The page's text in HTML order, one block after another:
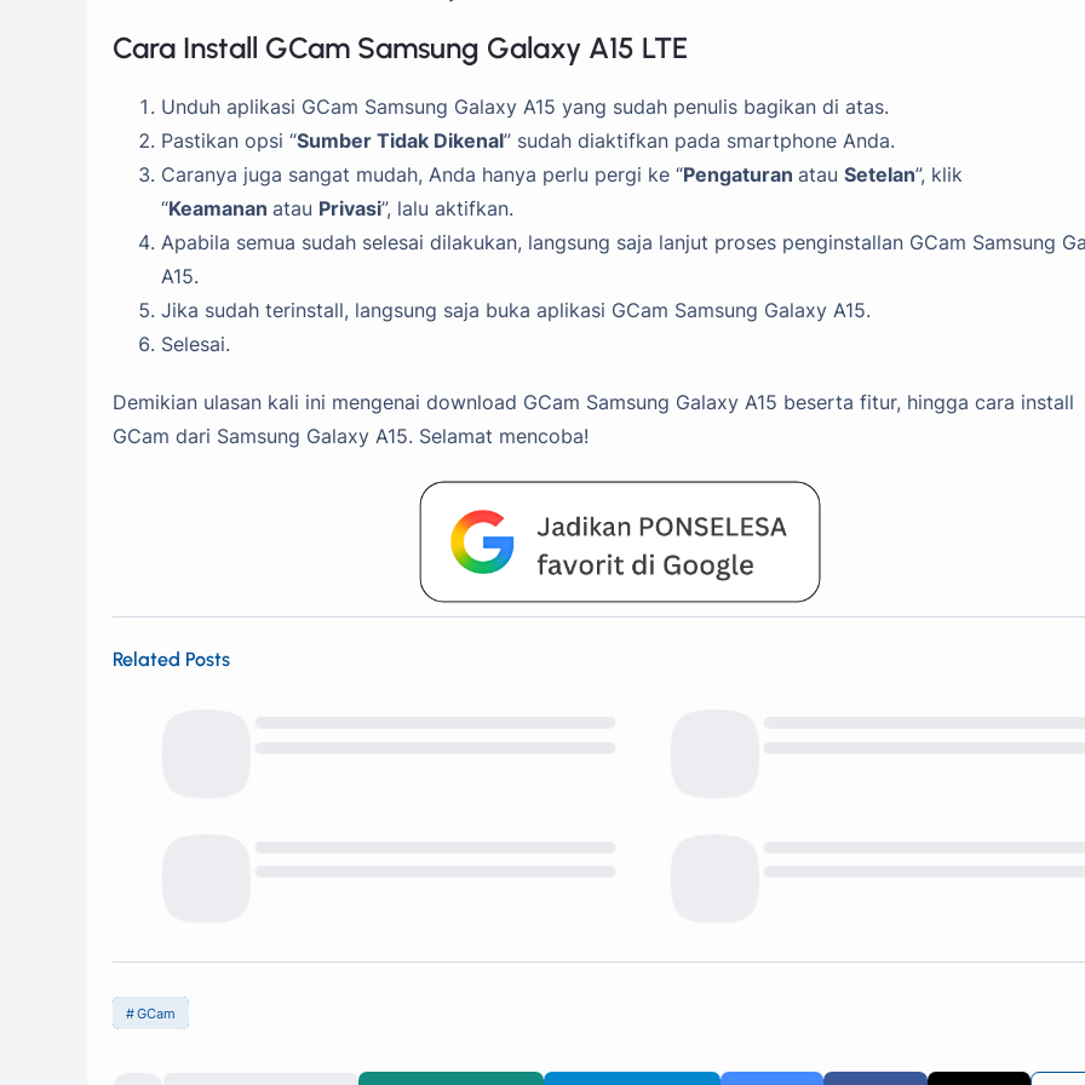
Cara Install GCam Samsung Galaxy A15 LTE
Unduh aplikasi GCam Samsung Galaxy A15 yang sudah penulis bagikan di atas.
Pastikan opsi “Sumber Tidak Dikenal” sudah diaktifkan pada smartphone Anda.
Caranya juga sangat mudah, Anda hanya perlu pergi ke “Pengaturan atau Setelan”, klik
“Keamanan atau Privasi”, lalu aktifkan.
Apabila semua sudah selesai dilakukan, langsung saja lanjut proses penginstallan GCam Samsung
A15.
Jika sudah terinstall, langsung saja buka aplikasi GCam Samsung Galaxy A15.
Selesai.
Demikian ulasan kali ini mengenai download GCam Samsung Galaxy A15 beserta fitur, hingga cara install
GCam dari Samsung Galaxy A15. Selamat mencoba!
Related Posts
GCam